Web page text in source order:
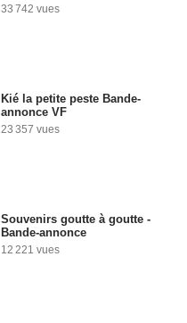
33 742 vues
Kié la petite peste Bande-
annonce VF
23 357 vues
Souvenirs goutte à goutte -
Bande-annonce
12 221 vues